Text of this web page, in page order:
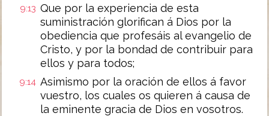
9:13 Que por la experiencia de esta
suministración glorifican á Dios por la
obediencia que profesáis al evangelio de
Cristo, y por la bondad de contribuir para
ellos y para todos;
9:14 Asimismo por la oración de ellos á favor
vuestro, los cuales os quieren á causa de
la eminente gracia de Dios en vosotros.